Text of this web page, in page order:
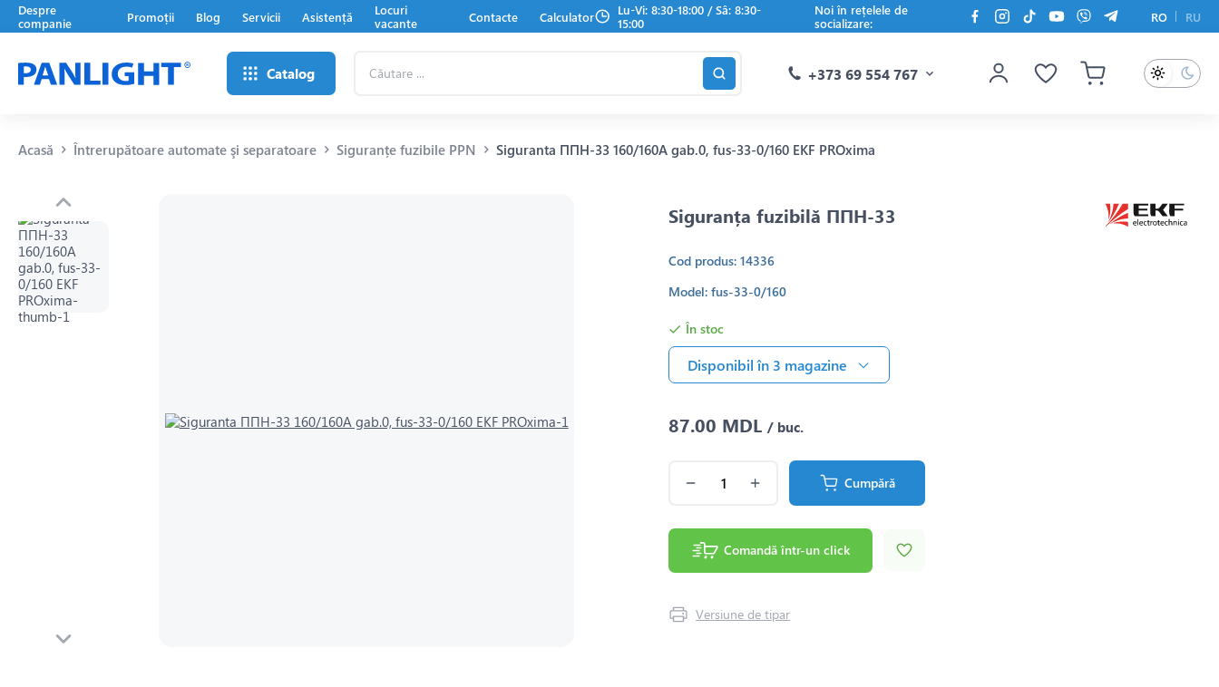
Despre
companie
Promoții Blog Servicii Asistență
Locuri
vacante
Contacte Calculator
Lu-Vi: 8:30-18:00 / Sâ: 8:30-
15:00
Noi în rețelele de
socializare:
RO RU
Catalog +373 69 554 767
Acasă Întrerupătoare automate şi separatoare Siguranțe fuzibile PPN Siguranta ППН-33 160/160A gab.0, fus-33-0/160 EKF PROxima
Siguranța fuzibilă ППН-33
Cod produs: 14336
Model: fus-33-0/160
În stoc
Disponibil în 3 magazine
87.00 MDL / buc.
Cumpără
Comandă într-un click
Versiune de tipar